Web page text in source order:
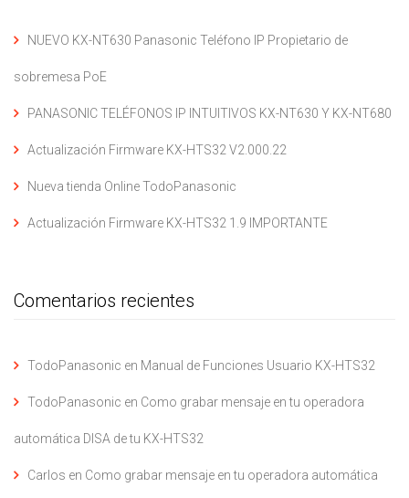
NUEVO KX-NT630 Panasonic Teléfono IP Propietario de
sobremesa PoE
PANASONIC TELÉFONOS IP INTUITIVOS KX-NT630 Y KX-NT680
Actualización Firmware KX-HTS32 V2.000.22
Nueva tienda Online TodoPanasonic
Actualización Firmware KX-HTS32 1.9 IMPORTANTE
Comentarios recientes
TodoPanasonic en Manual de Funciones Usuario KX-HTS32
TodoPanasonic en Como grabar mensaje en tu operadora
automática DISA de tu KX-HTS32
Carlos en Como grabar mensaje en tu operadora automática